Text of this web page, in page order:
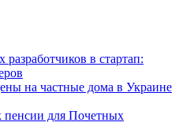
в стартап:
на частные дома в Украине
пенсии для Почетных